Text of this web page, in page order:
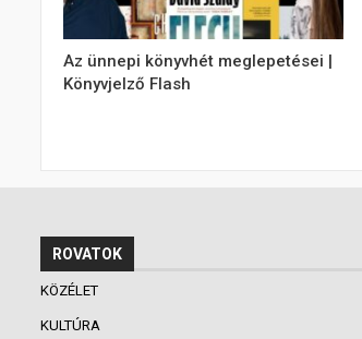
Az ünnepi könyvhét meglepetései |
Könyvjelző Flash
ROVATOK
KÖZÉLET
KULTÚRA